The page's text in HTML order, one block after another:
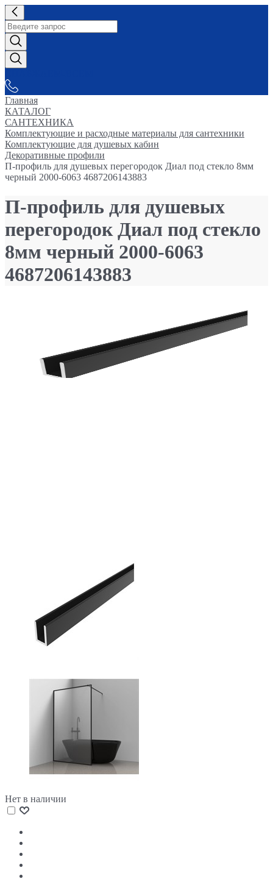
Главная
КАТАЛОГ
САНТЕХНИКА
Комплектующие и расходные материалы для сантехники
Комплектующие для душевых кабин
Декоративные профили
П-профиль для душевых перегородок Диал под стекло 8мм
черный 2000-6063 4687206143883
П-профиль для душевых
перегородок Диал под стекло
8мм черный 2000-6063
4687206143883
Нет в наличии